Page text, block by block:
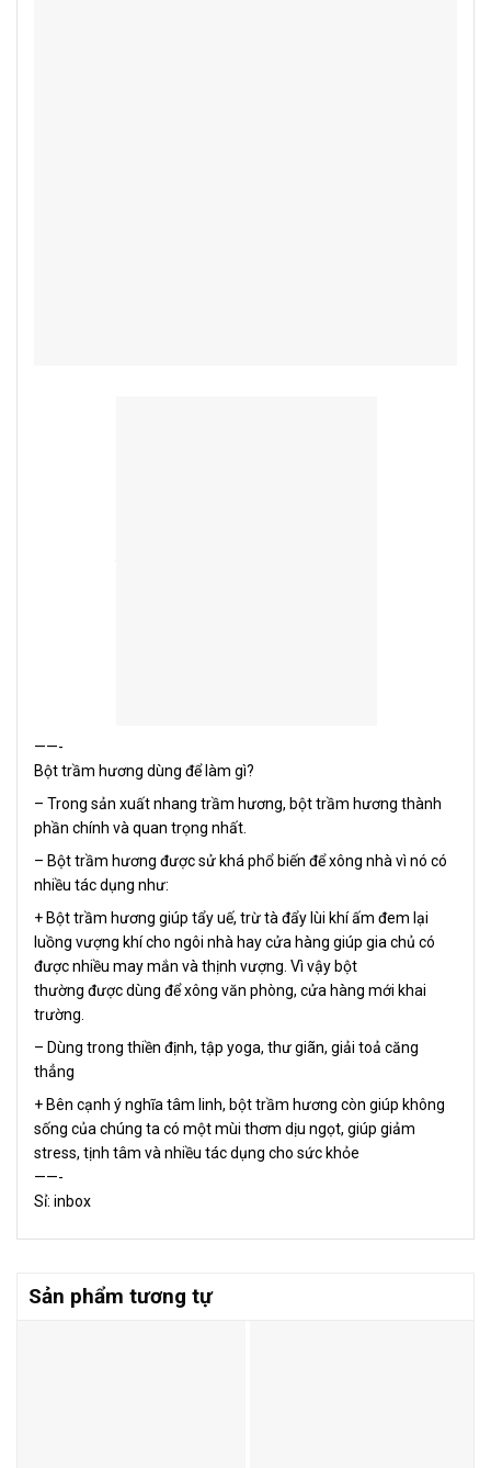
——-
Bột trầm hương dùng để làm gì?
– Trong sản xuất nhang trầm hương, bột trầm hương thành
phần chính và quan trọng nhất.
– Bột trầm hương được sử khá phổ biến để xông nhà vì nó có
nhiều tác dụng như:
+ Bột trầm hương giúp tẩy uế, trừ tà đẩy lùi khí ấm đem lại
luồng vượng khí cho ngôi nhà hay cửa hàng giúp gia chủ có
được nhiều may mắn và thịnh vượng. Vì vậy bột
thường được dùng để xông văn phòng, cửa hàng mới khai
trường.
– Dùng trong thiền định, tập yoga, thư giãn, giải toả căng
thẳng
+ Bên cạnh ý nghĩa tâm linh, bột trầm hương còn giúp không
sống của chúng ta có một mùi thơm dịu ngọt, giúp giảm
stress, tịnh tâm và nhiều tác dụng cho sức khỏe
——-
Sỉ: inbox
Sản phẩm tương tự